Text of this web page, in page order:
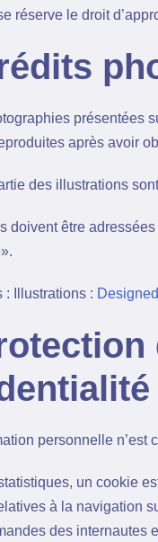
réserve le droit
présentées
après avoir
des illustrations
doivent être
: Illustrations :
personnelle n’est
un cookie
à la navigation
des internautes